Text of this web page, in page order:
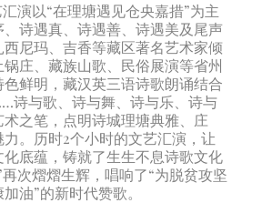
演以“在理塘遇见仓央嘉措”为主
诗遇真、诗遇善、诗遇美及尾声
尼玛、吉香等藏区著名艺术家倾
庄、藏族山歌、民俗展演等省州
鲜明，藏汉英三语诗歌朗诵结合
诗与歌、诗与舞、诗与乐、诗与
之笔，点明诗城理塘典雅、庄
。历时2个小时的文艺汇演，让
底蕴，铸就了生生不息诗歌文化
次熠熠生辉，唱响了“为脱贫攻坚
油”的新时代赞歌。